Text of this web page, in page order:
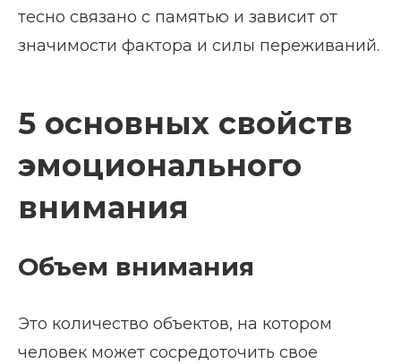
тесно связано с памятью и зависит от
значимости фактора и силы переживаний.
5 основных свойств
эмоционального
внимания
Объем внимания
Это количество объектов, на котором
человек может сосредоточить свое